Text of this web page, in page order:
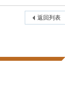
返回列表